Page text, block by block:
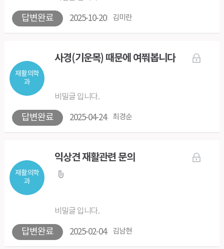
답변완료 2025-10-20 김미란
재활의학
과
사경(기운목) 때문에 여쭤봅니다
답변완료
비밀글 입니다.
2025-04-24 최경순
재활의학
과
익상견 재활관련 문의
답변완료
비밀글 입니다.
2025-02-04 김남현